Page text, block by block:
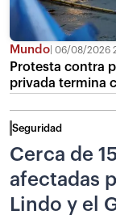
Mundo 06/08/2026
Protesta contra
privada termina
Seguridad
Cerca de
afectadas
Lindo y el